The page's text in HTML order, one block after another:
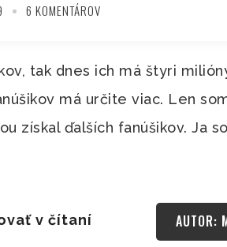
6 KOMENTÁROV
tak dnes ich má štyri
má určite viac. Len
získal ďalších fanúšikov. Ja
v čítaní AUTOR: